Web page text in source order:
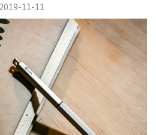
2019-11-11